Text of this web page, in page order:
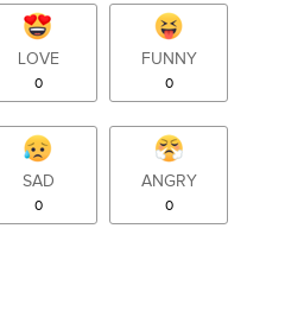
LOVE
0
FUNNY
0
SAD
0
ANGRY
0